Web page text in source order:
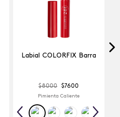
Labial COLORFIX Barra
$8000 $7600
Pimienta Caliente